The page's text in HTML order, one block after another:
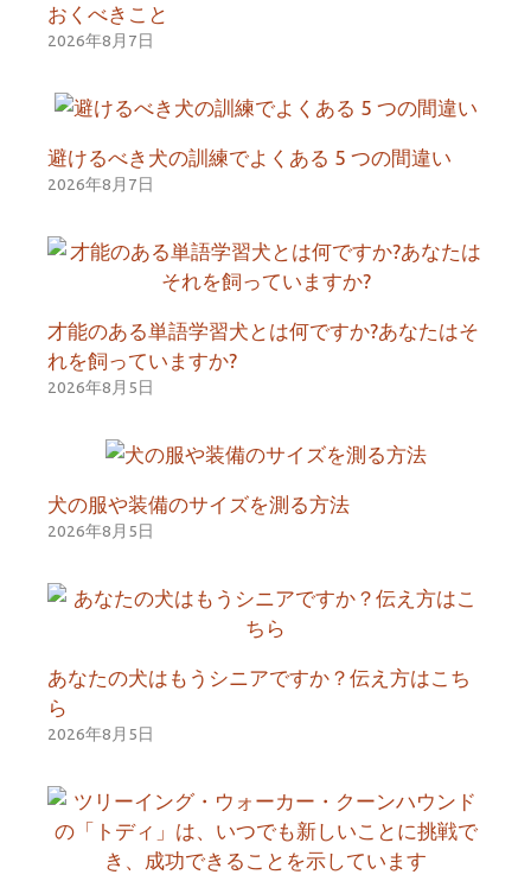
おくべきこと
2026年8月7日
避けるべき犬の訓練でよくある 5 つの間違い
2026年8月7日
才能のある単語学習犬とは何ですか?あなたはそ
れを飼っていますか?
2026年8月5日
犬の服や装備のサイズを測る方法
2026年8月5日
あなたの犬はもうシニアですか？伝え方はこち
ら
2026年8月5日